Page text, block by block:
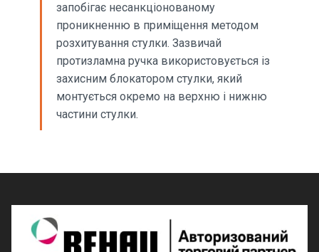
запобігає несанкціонованому
проникненню в приміщення методом
розхитування стулки. Зазвичай
протизламна ручка використовується із
захисним блокатором стулки, який
монтується окремо на верхню і нижню
частини стулки.